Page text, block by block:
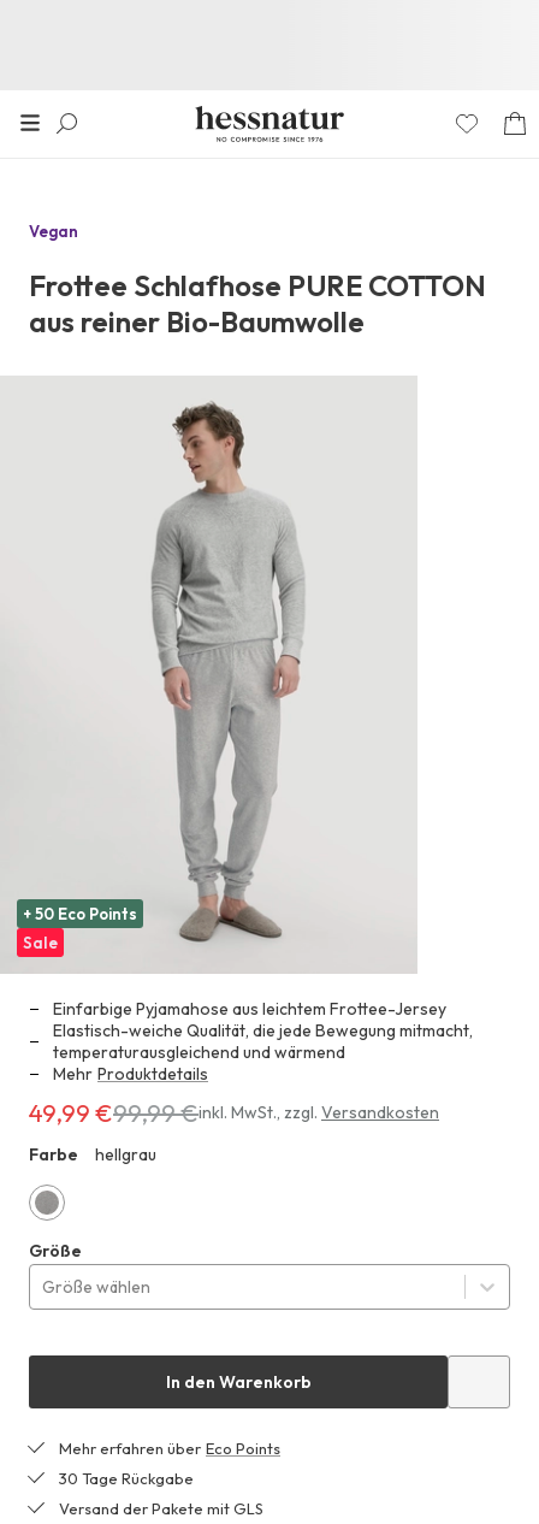
+ 50 Eco Points
Sale
Vegan
Frottee Schlafhose PURE COTTON
aus reiner Bio-Baumwolle
Einfarbige Pyjamahose aus leichtem Frottee-Jersey
Elastisch-weiche Qualität, die jede Bewegung mitmacht,
temperaturausgleichend und wärmend
Mehr Produktdetails
Erhältlich
49,99 €
anstatt
99,99 €
49,99 €99,99 €inkl. MwSt., zzgl. Versandkosten
Farbe
hellgrau
Größe
Größe wählen
In den Warenkorb
Mehr erfahren über Eco Points
30 Tage Rückgabe
Versand der Pakete mit GLS